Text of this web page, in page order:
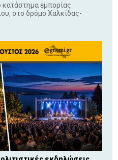
κατάστημα εμπορίας
στο δρόμο Χαλκίδας-